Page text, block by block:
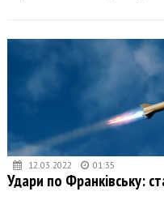
12.03.2022 01:35
Удари по Франківську: